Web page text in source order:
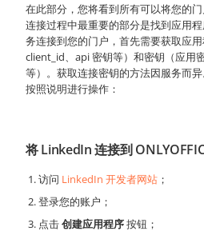
在此部分，您将看到所有可以将您的
连接过程中最重要的部分是找到应用
务连接到您的门户，首先需要获取应用
client_id、api 密钥等）和密钥（应用
等）。获取连接密钥的方法因服务而
按照说明进行操作：
将 LinkedIn 连接到
访问 LinkedIn 开发者网站 ；
登录您的账户；
点击创建应用程序按钮；